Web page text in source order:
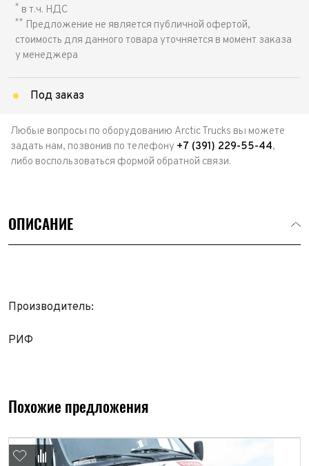
* в т.ч. НДС
** Предложение не является публичной офертой,
стоимость для данного товара уточняется в момент заказа
у менеджера
Под заказ
Любые вопросы по оборудованию Arctic Trucks вы можете
задать нам, позвонив по телефону +7 (391) 229-55-44,
либо воспользоваться формой обратной связи.
ОПИСАНИЕ
Производитель:
РИФ
Похожие предложения
Имя*
Телефон*